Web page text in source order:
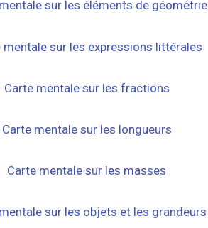
sur les éléments de géométrie
mentale sur les expressions littérales
Carte mentale sur les fractions
Carte mentale sur les longueurs
Carte mentale sur les masses
sur les objets et les grandeurs